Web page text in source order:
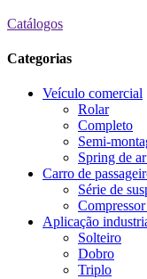
Catálogos
Categorias
Veículo comercial
Rolar
Completo
Semi-
Spring de
Carro de
Série de
Aplicação
Solteiro
Dobro
Triplo